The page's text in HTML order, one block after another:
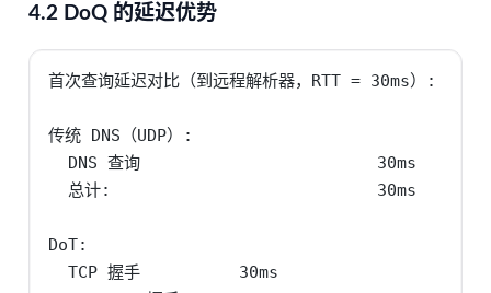
4.2 DoQ 的延迟优势
首次查询延迟对比（到远程解析器，RTT = 30ms）:
传统 DNS（UDP）:
  DNS 查询                        30ms
  总计:                           30ms
DoT:
  TCP 握手          30ms